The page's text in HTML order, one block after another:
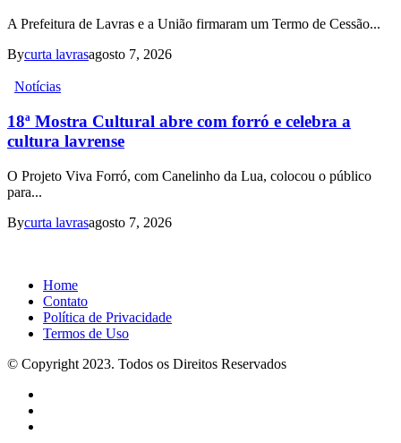
A Prefeitura de Lavras e a União firmaram um Termo de Cessão...
Bycurta lavrasagosto 7, 2026
Notícias
18ª Mostra Cultural abre com forró e celebra a
cultura lavrense
O Projeto Viva Forró, com Canelinho da Lua, colocou o público
para...
Bycurta lavrasagosto 7, 2026
Home
Contato
Política de Privacidade
Termos de Uso
© Copyright 2023. Todos os Direitos Reservados